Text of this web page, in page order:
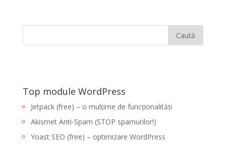
Top module WordPress
Jetpack (free) – o mulțime de funcționalități
Akismet Anti-Spam (STOP spamurilor!)
Yoast SEO (free) – optimizare WordPress